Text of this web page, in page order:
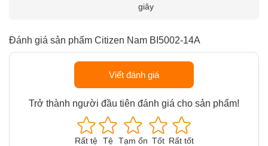
giây
Đánh giá sản phẩm Citizen Nam BI5002-14A
Viết đánh giá
Trở thành người đầu tiên đánh giá cho sản phẩm!
Rất tệ Tệ Tạm ổn Tốt Rất tốt